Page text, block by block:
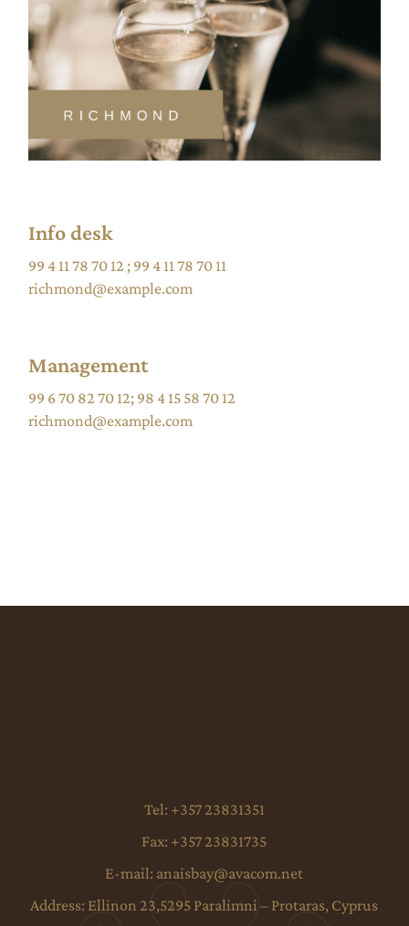
Info desk
99 4 11 78 70 12 ; 99 4 11 78 70 11
richmond@example.com
Management
99 6 70 82 70 12; 98 4 15 58 70 12
richmond@example.com
Tel: +357 23831351
Fax: +357 23831735
E-mail: anaisbay@avacom.net
Address: Ellinon 23,5295 Paralimni – Protaras, Cyprus